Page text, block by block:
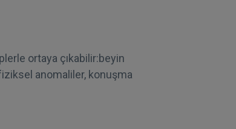
ortaya çıkabilir:beyin
anomaliler, konuşma